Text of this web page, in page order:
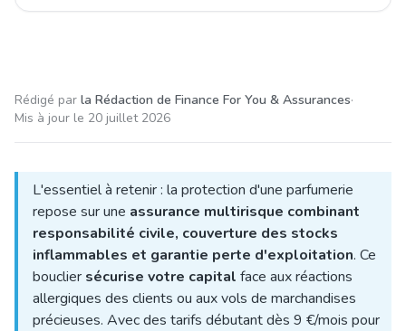
Rédigé par la Rédaction de Finance For You & Assurances·
Mis à jour le 20 juillet 2026
L'essentiel à retenir : la protection d'une parfumerie
repose sur une assurance multirisque combinant
responsabilité civile, couverture des stocks
inflammables et garantie perte d'exploitation. Ce
bouclier sécurise votre capital face aux réactions
allergiques des clients ou aux vols de marchandises
précieuses. Avec des tarifs débutant dès 9 €/mois pour